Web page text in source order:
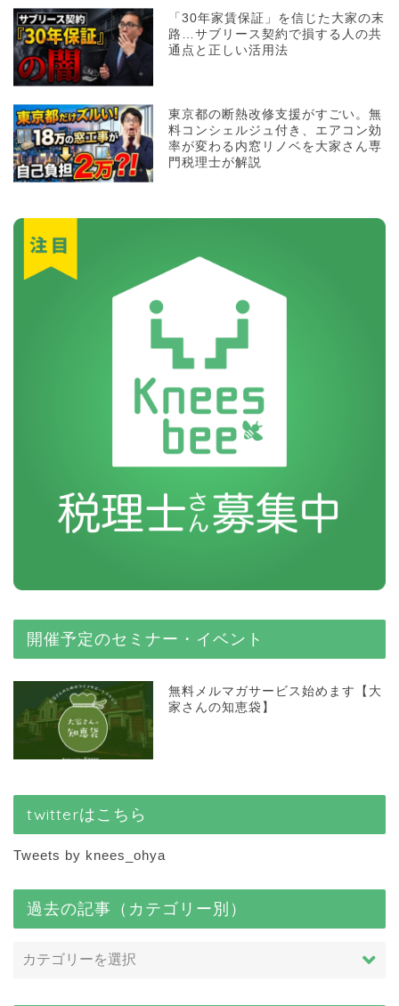
「30年家賃保証」を信じた大家の末
路…サブリース契約で損する人の共
通点と正しい活用法
東京都の断熱改修支援がすごい。無
料コンシェルジュ付き、エアコン効
率が変わる内窓リノベを大家さん専
門税理士が解説
開催予定のセミナー・イベント
無料メルマガサービス始めます【大
家さんの知恵袋】
twitterはこちら
Tweets by knees_ohya
過去の記事（カテゴリー別）